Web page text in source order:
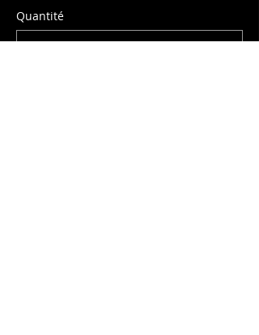
Quantité